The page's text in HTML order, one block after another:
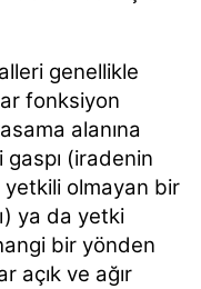
genellikle
fonksiyon
alanına
(iradenin
yetkili olmayan bir
ya da yetki
bir yönden
açık ve ağır